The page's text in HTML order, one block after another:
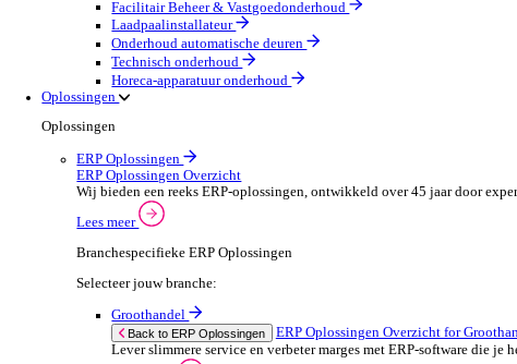
Machines & Gereedschap
Field Service
Field Service Overzicht
Stroomlijn je processen, neem betere beslissingen en
Selecteer jouw branche:
Brandbeveiliging & Brandveiligheid
Waterhygiëne en behandeling
Sanitair- en verwarming
Beveiligingsinstallateur
Elektrotechnische installateur
Medische apparatuur onderhoud
Lift- en roltraponderhoud